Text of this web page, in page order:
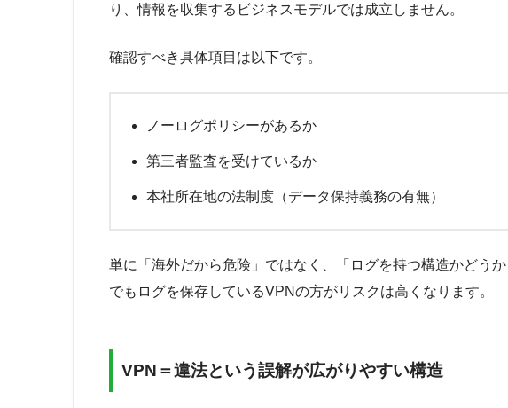
り、情報を収集するビジネスモデルでは成立しません。
確認すべき具体項目は以下です。
ノーログポリシーがあるか
第三者監査を受けているか
本社所在地の法制度（データ保持義務の有無）
単に「海外だから危険」ではなく、「ログを持つ構造かどう
でもログを保存しているVPNの方がリスクは高くなります。
VPN＝違法という誤解が広がりやすい構造